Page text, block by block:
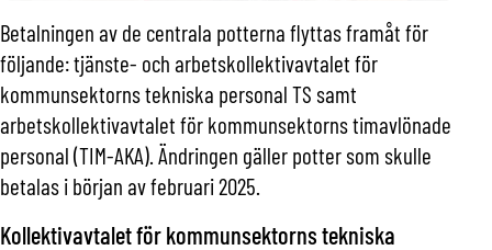
Betalningen av de centrala potterna flyttas framåt för
följande: tjänste- och arbetskollektivavtalet för
kommunsektorns tekniska personal TS samt
arbetskollektivavtalet för kommunsektorns timavlönade
personal (TIM-AKA). Ändringen gäller potter som skulle
betalas i början av februari 2025.
Kollektivavtalet för kommunsektorns tekniska